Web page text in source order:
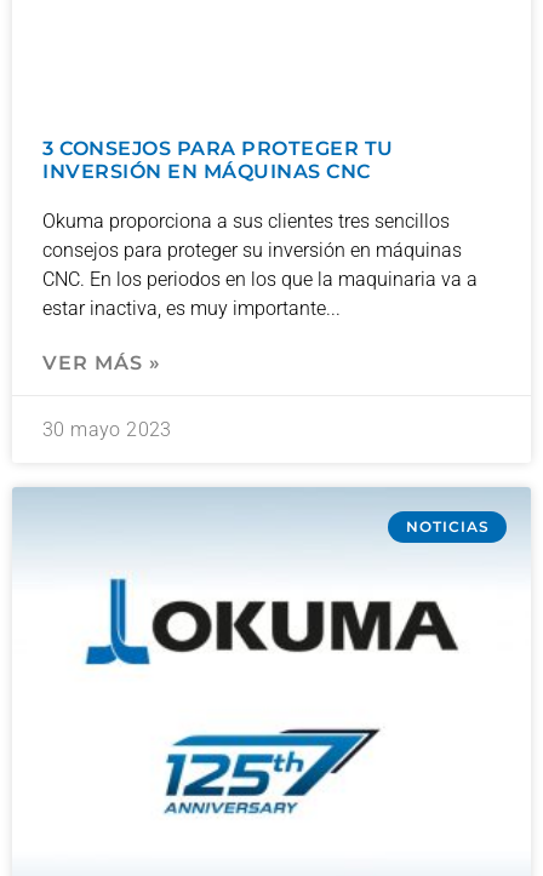
3 CONSEJOS PARA PROTEGER TU
INVERSIÓN EN MÁQUINAS CNC
Okuma proporciona a sus clientes tres sencillos
consejos para proteger su inversión en máquinas
CNC. En los periodos en los que la maquinaria va a
estar inactiva, es muy importante
VER MÁS »
30 mayo 2023
NOTICIAS